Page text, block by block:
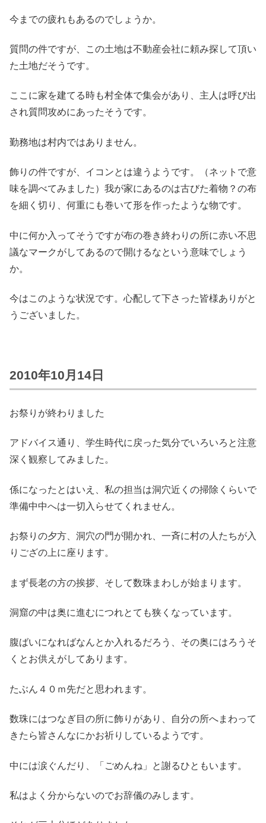
今までの疲れもあるのでしょうか。
質問の件ですが、この土地は不動産会社に頼み探して頂い
た土地だそうです。
ここに家を建てる時も村全体で集会があり、主人は呼び出
され質問攻めにあったそうです。
勤務地は村内ではありません。
飾りの件ですが、イコンとは違うようです。（ネットで意
味を調べてみました）我が家にあるのは古びた着物？の布
を細く切り、何重にも巻いて形を作ったような物です。
中に何か入ってそうですが布の巻き終わりの所に赤い不思
議なマークがしてあるので開けるなという意味でしょう
か。
今はこのような状況です。心配して下さった皆様ありがと
うございました。
2010年10月14日
お祭りが終わりました
アドバイス通り、学生時代に戻った気分でいろいろと注意
深く観察してみました。
係になったとはいえ、私の担当は洞穴近くの掃除くらいで
準備中中へは一切入らせてくれません。
お祭りの夕方、洞穴の門が開かれ、一斉に村の人たちが入
りござの上に座ります。
まず長老の方の挨拶、そして数珠まわしが始まります。
洞窟の中は奥に進むにつれとても狭くなっています。
腹ばいになればなんとか入れるだろう、その奥にはろうそ
くとお供えがしてあります。
たぶん４０ｍ先だと思われます。
数珠にはつなぎ目の所に飾りがあり、自分の所へまわって
きたら皆さんなにかお祈りしているようです。
中には涙ぐんだり、「ごめんね」と謝るひともいます。
私はよく分からないのでお辞儀のみします。